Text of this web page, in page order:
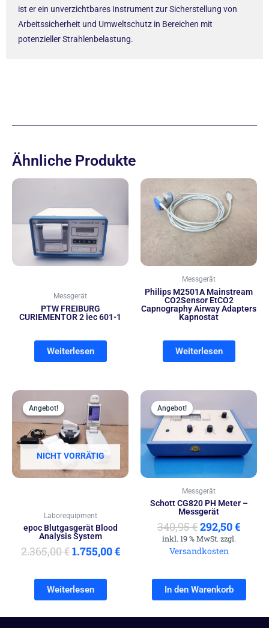
ist er ein unverzichtbares Instrument zur Sicherstellung von
Arbeitssicherheit und Umweltschutz in Bereichen mit
potenzieller Strahlenbelastung.
Ähnliche Produkte
Messgerät
PTW FREIBURG
CURIEMENTOR 2 iec 601-1
Weiterlesen
Messgerät
Philips M2501A Mainstream
CO2Sensor EtCO2
Capnography Airway Adapters
Kapnostat
Weiterlesen
Angebot!
NICHT VORRÄTIG
Angebot!
Laborequipment
epoc Blutgasgerät Blood
Analysis System
2.365,00€
Ursprünglicher
Preis
war:
2.365,00 €
1.755,00€
Aktueller
ist:
1.755,00 €.
Weiterlesen
Angebot!
Angebot!
Messgerät
Schott CG820 PH Meter –
Messgerät
340,95€
Preis
war:
340,95 €
292,50€
ist:
inkl. 19 % MwSt. zzgl.
Versandkosten
In den Warenkorb